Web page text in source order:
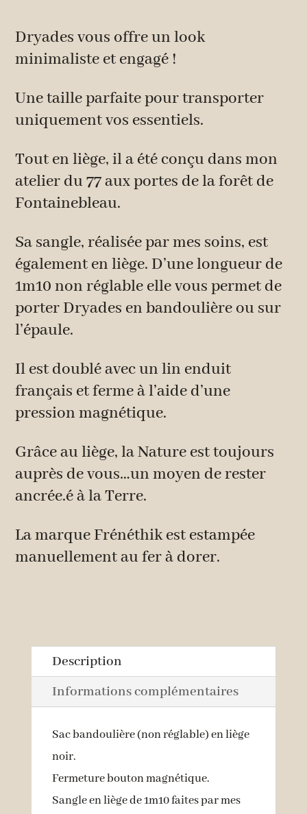
Dryades vous offre un look
minimaliste et engagé !
Une taille parfaite pour transporter
uniquement vos essentiels.
Tout en liège, il a été conçu dans mon
atelier du 77 aux portes de la forêt de
Fontainebleau.
Sa sangle, réalisée par mes soins, est
également en liège. D’une longueur de
1m10 non réglable elle vous permet de
porter Dryades en bandoulière ou sur
l’épaule.
Il est doublé avec un lin enduit
français et ferme à l’aide d’une
pression magnétique.
Grâce au liège, la Nature est toujours
auprès de vous…un moyen de rester
ancrée.é à la Terre.
La marque Frénéthik est estampée
manuellement au fer à dorer.
Description
Informations complémentaires
Sac bandoulière (non réglable) en liège
noir.
Fermeture bouton magnétique.
Sangle en liège de 1m10 faites par mes